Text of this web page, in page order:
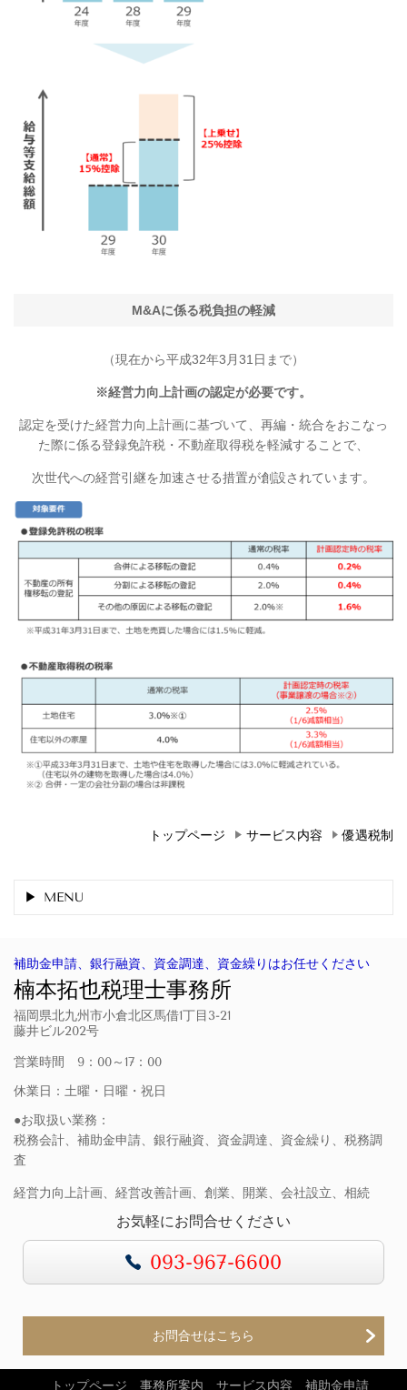
M&Aに係る税負担の軽減
（現在から平成32年3月31日まで）
※経営力向上計画の認定が必要です。
認定を受けた経営力向上計画に基づいて、再編・統合をおこなっ
た際に係る登録免許税・不動産取得税を軽減することで、
次世代への経営引継を加速させる措置が創設されています。
トップページ サービス内容 優遇税制
MENU
補助金申請、銀行融資、資金調達、資金繰りはお任せください
楠本拓也税理士事務所
福岡県北九州市小倉北区馬借1丁目3-21
藤井ビル202号
営業時間 9：00～17：00
休業日：土曜・日曜・祝日
●お取扱い業務：
税務会計、補助金申請、銀行融資、資金調達、資金繰り、税務調
査
経営力向上計画、経営改善計画、創業、開業、会社設立、相続
お気軽にお問合せください
093-967-6600
お問合せはこちら
トップページ 事務所案内 サービス内容 補助金申請